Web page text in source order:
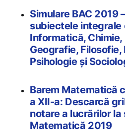
Simulare BAC 2019
subiectele integrale
Informatică, Chimie,
Geografie, Filosofie,
Psihologie și
Barem Matematică
a XII-a: Descarcă
notare a lucrărilor la
Matematică 2019